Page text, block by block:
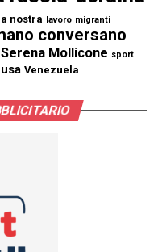
nostra lavoro migranti
conversano
Serena Mollicone sport
usa Venezuela